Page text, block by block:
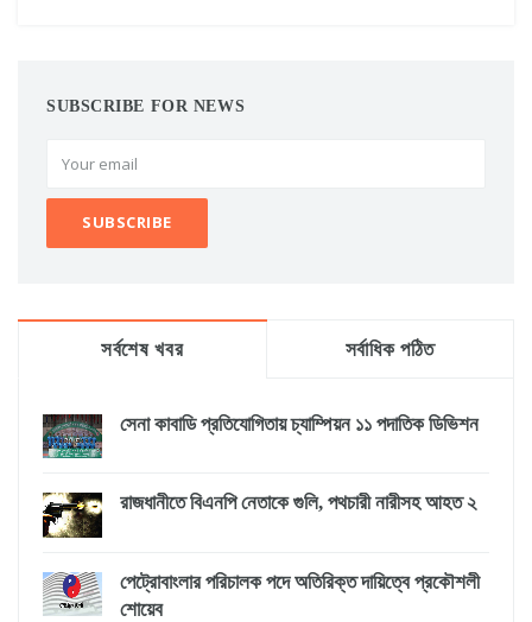
SUBSCRIBE FOR NEWS
সর্বশেষ খবর সর্বাধিক পঠিত
সেনা কাবাডি প্রতিযোগিতায় চ্যাম্পিয়ন ১১ পদাতিক ডিভিশন
রাজধানীতে বিএনপি নেতাকে গুলি, পথচারী নারীসহ আহত ২
পেট্রোবাংলার পরিচালক পদে অতিরিক্ত দায়িত্বে প্রকৌশলী
শোয়েব